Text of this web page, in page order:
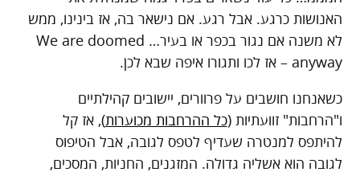
האנושות כרגע. אבל רגע. אם נישאר בה, אז בינינו, ממש
לא משנה אם נגור בכפר או בעיר… We are doomed
anyway – אז לכו ותגורו איפה שבא לכן.
כשאנחנו חושבים על פרוורים, יישובים קהילתיים
ו"הרחבות" זוועתיות (כל ההרחבות מכוערות), אז קל
להיתפס למנטרה שעדיף לטפס לגובה, אבל הטיפוס
לגובה הוא אשליה גדולה. המזגנים, החניות, המסכים,